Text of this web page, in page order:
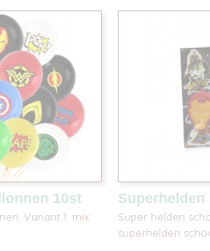
10st
Variant 1: mix
Super helden
superhelden